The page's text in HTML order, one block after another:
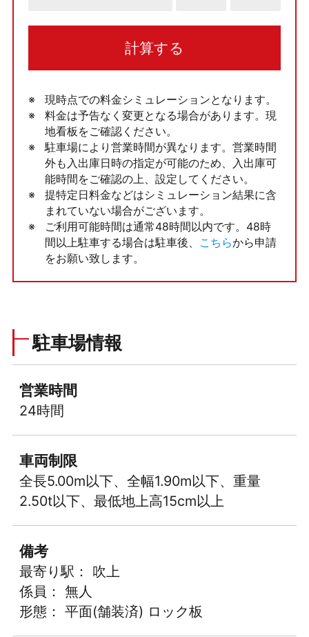
計算する
現時点での料金シミュレーションとなります。
料金は予告なく変更となる場合があります。現
地看板をご確認ください。
駐車場により営業時間が異なります。営業時間
外も入出庫日時の指定が可能のため、入出庫可
能時間をご確認の上、設定してください。
提特定日料金などはシミュレーション結果に含
まれていない場合がございます。
ご利用可能時間は通常48時間以内です。48時
間以上駐車する場合は駐車後、
こちらから申請
をお願い致します。
駐車場情報
営業時間
24時間
車両制限
全長5.00m以下、全幅1.90m以下、重量
2.50t以下、最低地上高15cm以上
備考
最寄り駅： 吹上
係員： 無人
形態： 平面(舗装済) ロック板